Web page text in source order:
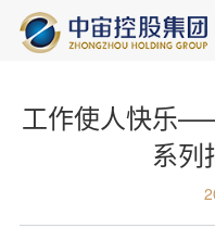
工作使人快乐
系列